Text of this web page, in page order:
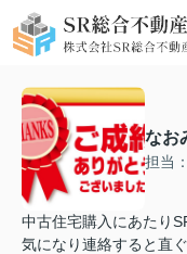
なお
担当
中古住宅購入にあたり
気になり連絡すると直